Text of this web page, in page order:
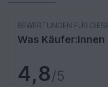
BEWERTUNGEN FÜR
Was Käufer:innen
4,8/5